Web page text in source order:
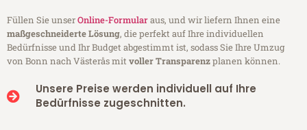
Füllen Sie unserOnline-Formularaus, und wir liefern Ihnen eine
maßgeschneiderte Lösung, die perfekt auf Ihre individuellen
Bedürfnisse und Ihr Budget abgestimmt ist, sodass Sie Ihre Umzug
von Bonn nach Västerås mitvoller Transparenzplanen können.
Unsere Preise werden individuell auf Ihre
Bedürfnisse zugeschnitten.